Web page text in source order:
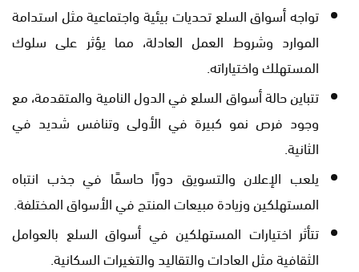
تواجه أسواق السلع تحديات بيئية واجتماعية مثل استدامة
الموارد وشروط العمل العادلة، مما يؤثر على سلوك
المستهلك واختياراته.
تتباين حالة أسواق السلع في الدول النامية والمتقدمة، مع
وجود فرص نمو كبيرة في الأولى وتنافس شديد في
الثانية.
يلعب الإعلان والتسويق دورًا حاسمًا في جذب انتباه
المستهلكين وزيادة مبيعات المنتج في الأسواق المختلفة.
تتأثر اختيارات المستهلكين في أسواق السلع بالعوامل
الثقافية مثل العادات والتقاليد والتغيرات السكانية.